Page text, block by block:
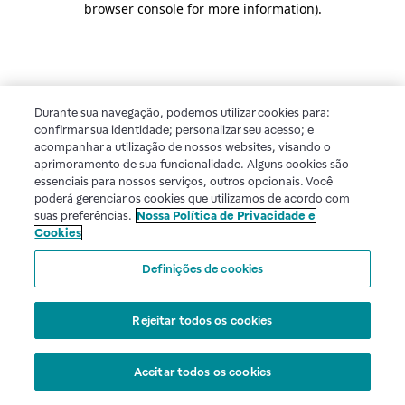
browser console for more information).
Durante sua navegação, podemos utilizar cookies para:
confirmar sua identidade; personalizar seu acesso; e
acompanhar a utilização de nossos websites, visando o
aprimoramento de sua funcionalidade. Alguns cookies são
essenciais para nossos serviços, outros opcionais. Você
poderá gerenciar os cookies que utilizamos de acordo com
suas preferências. Nossa Política de Privacidade e
Cookies
Definições de cookies
Rejeitar todos os cookies
Aceitar todos os cookies